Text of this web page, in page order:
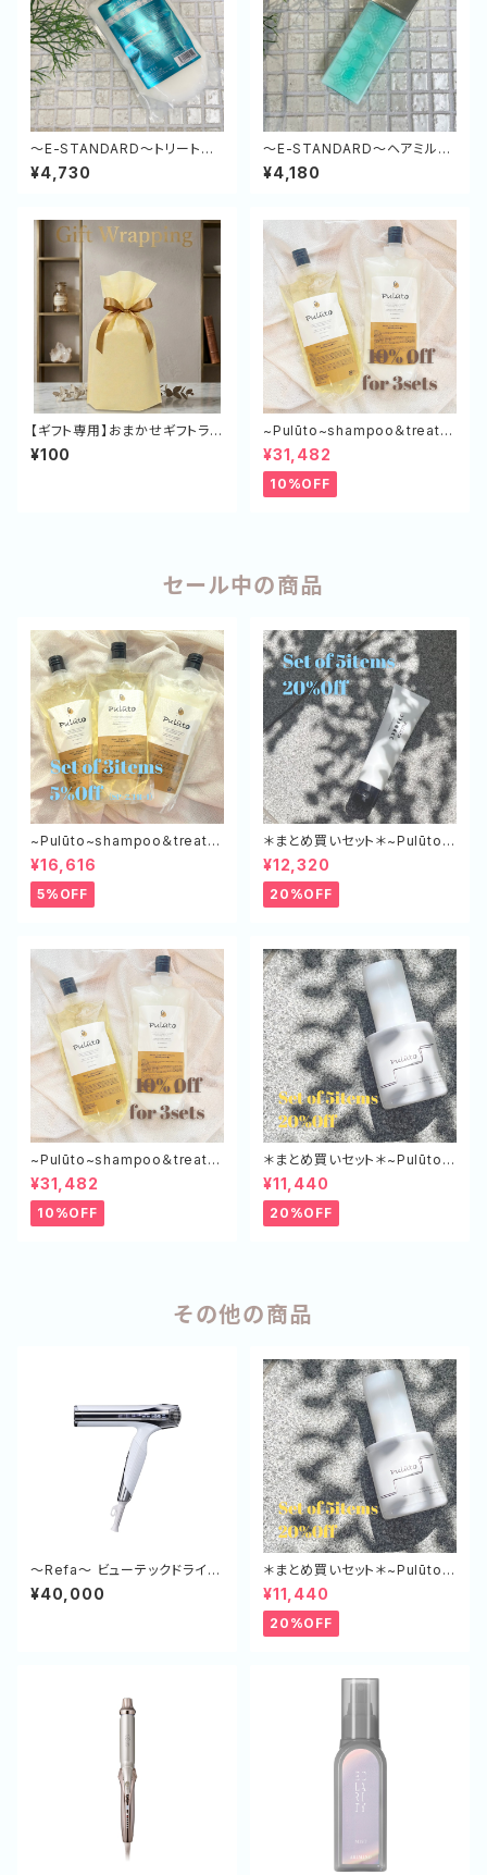
～E-STANDARD～トリートメ
ント ポジティブリペア（緑） 500
g (詰め替え)
¥4,730
～E-STANDARD～ヘアミルク
ポジティブリペア 120ml
¥4,180
【ギフト専用】おまかせギフトラッ
ピング（一律100円）
¥100
~Pulūto~shampoo＆treatm
ent エコボトル（SP×3,TR×3）
¥31,482
10%OFF
セール中の商品
~Pulūto~shampoo＆treatm
ent エコボトル（SP×２,TR×１）
¥16,616
5%OFF
＊まとめ買いセット＊~Pulūto~
ケアミルク+ 5本セット
¥12,320
20%OFF
~Pulūto~shampoo＆treatm
ent エコボトル（SP×3,TR×3）
¥31,482
10%OFF
＊まとめ買いセット＊~Pulūto~
マルチスタイリングオイル 5本
セット
¥11,440
20%OFF
その他の商品
～Refa～ ビューテックドライヤ
ー W
¥40,000
＊まとめ買いセット＊~Pulūto~
マルチスタイリングオイル 5本
セット
¥11,440
20%OFF